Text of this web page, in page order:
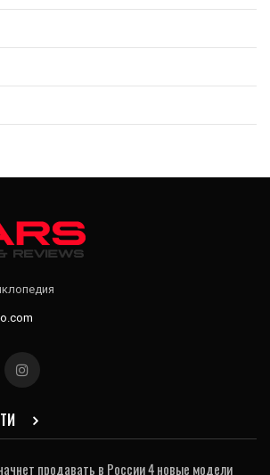
продавать в России 4 новые модели